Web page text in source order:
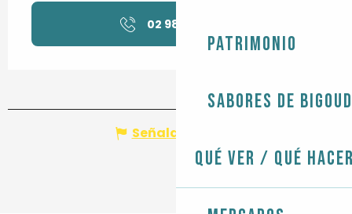
Patrimonio
Sabores de
Qué ver / Qué
02 98 82 03
Señalar un error